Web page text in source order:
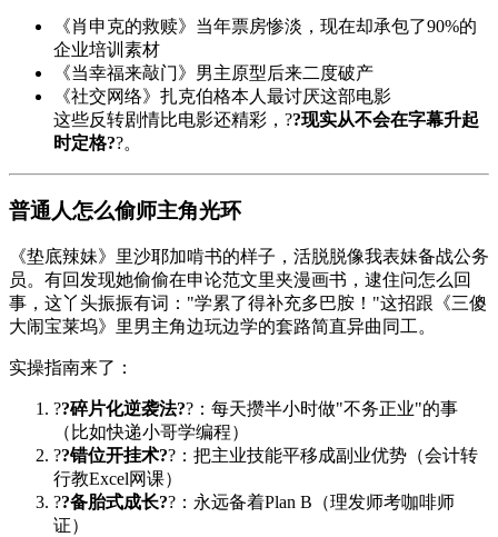
《肖申克的救赎》当年票房惨淡，现在却承包了90%的
企业培训素材
《当幸福来敲门》男主原型后来二度破产
《社交网络》扎克伯格本人最讨厌这部电影
这些反转剧情比电影还精彩，??现实从不会在字幕升起
时定格??。
普通人怎么偷师主角光环
《垫底辣妹》里沙耶加啃书的样子，活脱脱像我表妹备战公务
员。有回发现她偷偷在申论范文里夹漫画书，逮住问怎么回
事，这丫头振振有词："学累了得补充多巴胺！"这招跟《三傻
大闹宝莱坞》里男主角边玩边学的套路简直异曲同工。
实操指南来了：
??碎片化逆袭法??：每天攒半小时做"不务正业"的事
（比如快递小哥学编程）
??错位开挂术??：把主业技能平移成副业优势（会计转
行教Excel网课）
??备胎式成长??：永远备着Plan B（理发师考咖啡师
证）